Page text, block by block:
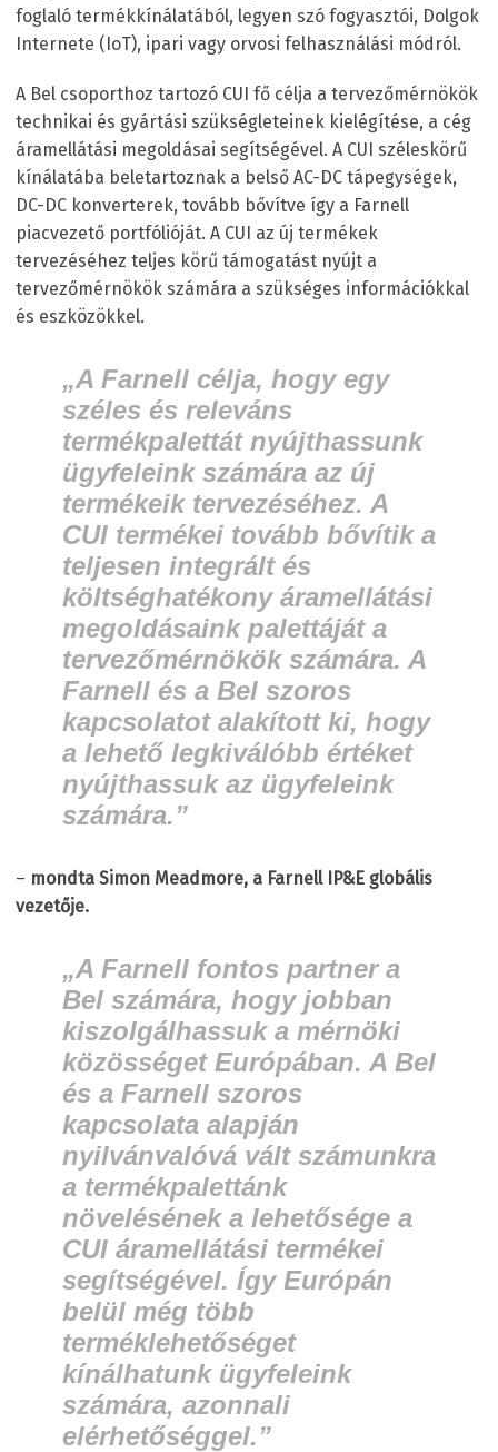
foglaló termékkínálatából, legyen szó fogyasztói, Dolgok
Internete (IoT), ipari vagy orvosi felhasználási módról.
A Bel csoporthoz tartozó CUI fő célja a tervezőmérnökök
technikai és gyártási szükségleteinek kielégítése, a cég
áramellátási megoldásai segítségével. A CUI széleskörű
kínálatába beletartoznak a belső AC-DC tápegységek,
DC-DC konverterek, tovább bővítve így a Farnell
piacvezető portfólióját. A CUI az új termékek
tervezéséhez teljes körű támogatást nyújt a
tervezőmérnökök számára a szükséges információkkal
és eszközökkel.
„A Farnell célja, hogy egy
széles és releváns
termékpalettát nyújthassunk
ügyfeleink számára az új
termékeik tervezéséhez. A
CUI termékei tovább bővítik a
teljesen integrált és
költséghatékony áramellátási
megoldásaink palettáját a
tervezőmérnökök számára. A
Farnell és a Bel szoros
kapcsolatot alakított ki, hogy
a lehető legkiválóbb értéket
nyújthassuk az ügyfeleink
számára.”
– mondta Simon Meadmore, a Farnell IP&E globális
vezetője.
„A Farnell fontos partner a
Bel számára, hogy jobban
kiszolgálhassuk a mérnöki
közösséget Európában. A Bel
és a Farnell szoros
kapcsolata alapján
nyilvánvalóvá vált számunkra
a termékpalettánk
növelésének a lehetősége a
CUI áramellátási termékei
segítségével. Így Európán
belül még több
terméklehetőséget
kínálhatunk ügyfeleink
számára, azonnali
elérhetőséggel.”